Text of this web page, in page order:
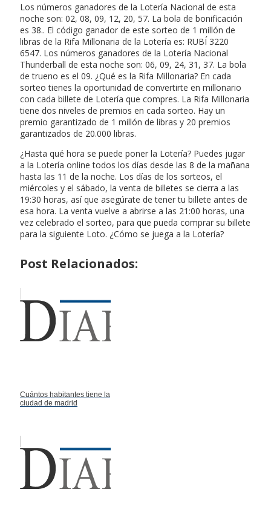
Los números ganadores de la Lotería Nacional de esta
noche son: 02, 08, 09, 12, 20, 57. La bola de bonificación
es 38.. El código ganador de este sorteo de 1 millón de
libras de la Rifa Millonaria de la Lotería es: RUBÍ 3220
6547. Los números ganadores de la Lotería Nacional
Thunderball de esta noche son: 06, 09, 24, 31, 37. La bola
de trueno es el 09. ¿Qué es la Rifa Millonaria? En cada
sorteo tienes la oportunidad de convertirte en millonario
con cada billete de Lotería que compres. La Rifa Millonaria
tiene dos niveles de premios en cada sorteo. Hay un
premio garantizado de 1 millón de libras y 20 premios
garantizados de 20.000 libras.
¿Hasta qué hora se puede poner la Lotería? Puedes jugar
a la Lotería online todos los días desde las 8 de la mañana
hasta las 11 de la noche. Los días de los sorteos, el
miércoles y el sábado, la venta de billetes se cierra a las
19:30 horas, así que asegúrate de tener tu billete antes de
esa hora. La venta vuelve a abrirse a las 21:00 horas, una
vez celebrado el sorteo, para que pueda comprar su billete
para la siguiente Loto. ¿Cómo se juega a la Lotería?
Post Relacionados:
Cuántos habitantes tiene la
ciudad de madrid